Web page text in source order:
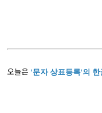
오늘은 '문자 상표등록'의